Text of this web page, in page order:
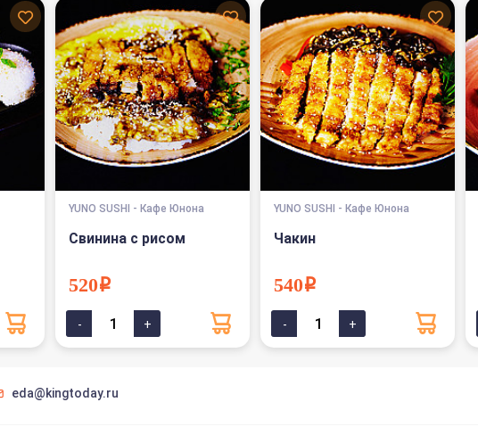
YUNO SUSHI - Кафе Юнона
Свинина с рисом
520i
YUNO SUSHI - Кафе Юнона
Чакин
540i
eda@kingtoday.ru